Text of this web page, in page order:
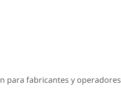
para fabricantes y operadores